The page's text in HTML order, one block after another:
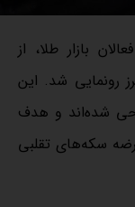
بازار طلا، از
رونمایی شد. این
شده‌اند و هدف
سکه‌های تقلبی